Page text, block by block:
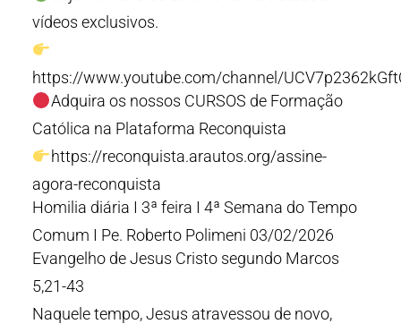
vídeos exclusivos.
https://www.youtube.com/channel/
Adquira os nossos CURSOS de Formação
Católica na Plataforma Reconquista
https://reconquista.arautos.org/assine-
agora-reconquista
Homilia diária I 3ª feira I 4ª Semana do Tempo
Comum I Pe. Roberto Polimeni 03/02/2026
Evangelho de Jesus Cristo segundo Marcos
5,21-43
Naquele tempo, Jesus atravessou de novo,